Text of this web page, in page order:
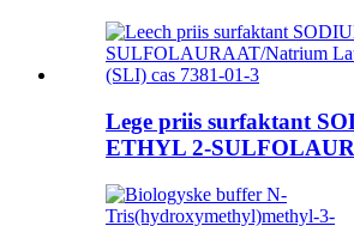
Lege priis surfaktant
ETHYL 2-